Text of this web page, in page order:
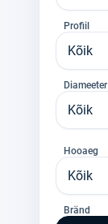
Profiil
Kõik
Diameeter
Kõik
Hooaeg
Kõik
Bränd